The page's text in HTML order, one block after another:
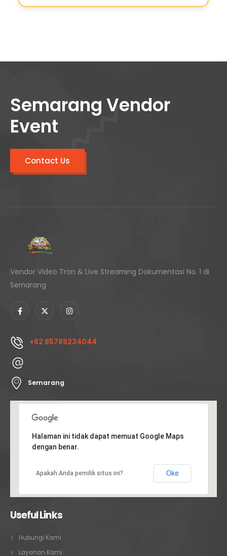
Semarang Vendor
Event
Contact Us
Vendor Video Tron & Live Streaming Dokumentasi No. 1 di
Semarang
+62 85789234044
Semarang
Halaman ini tidak dapat memuat Google Maps
dengan benar.
Apakah Anda pemilik situs ini? Oke
Useful Links
Hubungi Kami
Layanan Kami